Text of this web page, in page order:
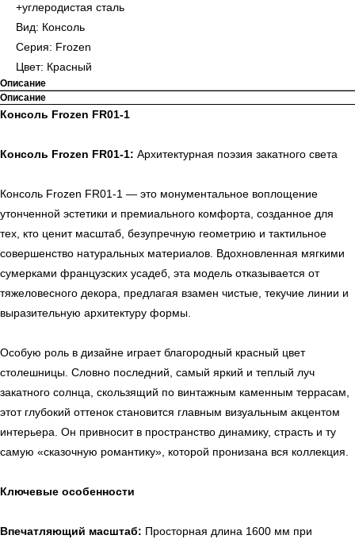
+углеродистая сталь
Вид: Консоль
Серия: Frozen
Цвет: Красный
Описание
Описание
Консоль Frozen FR01-1
Консоль Frozen FR01-1: Архитектурная поэзия закатного света
Консоль Frozen FR01-1 — это монументальное воплощение
утонченной эстетики и премиального комфорта, созданное для
тех, кто ценит масштаб, безупречную геометрию и тактильное
совершенство натуральных материалов. Вдохновленная мягкими
сумерками французских усадеб, эта модель отказывается от
тяжеловесного декора, предлагая взамен чистые, текучие линии и
выразительную архитектуру формы.
Особую роль в дизайне играет благородный красный цвет
столешницы. Словно последний, самый яркий и теплый луч
закатного солнца, скользящий по винтажным каменным террасам,
этот глубокий оттенок становится главным визуальным акцентом
интерьера. Он привносит в пространство динамику, страсть и ту
самую «сказочную романтику», которой пронизана вся коллекция.
Ключевые особенности
Впечатляющий масштаб: Просторная длина 1600 мм при